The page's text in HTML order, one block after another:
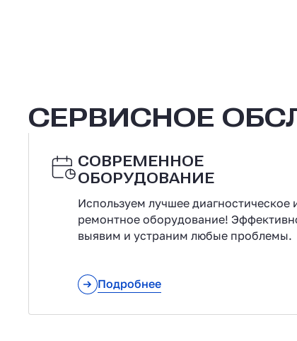
СЕРВИСНОЕ
СОВРЕМЕННОЕ
ОБОРУДОВАНИЕ
Используем лучшее диагностическое
ремонтное оборудование!
выявим и устраним любые проблемы.
Подробнее